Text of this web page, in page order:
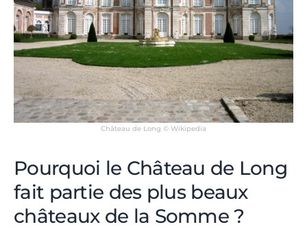
Château de Long © Wikipedia
Pourquoi le Château de Long
fait partie des plus beaux
châteaux de la Somme ?